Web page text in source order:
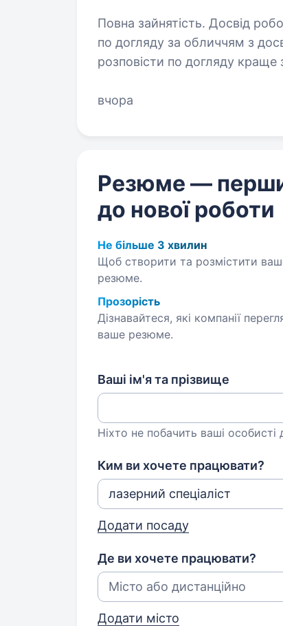
Повна зайнятість. Досвід роботи від 1 року.
по догляду за обличчям з
розповісти по догляду
вчора
Резюме —
до нової роботи
Не більше 3 хвилин
Щоб створити та розмістити
резюме.
Прозорість
Дізнавайтеся, які компанії
ваше резюме.
Ваші ім'я та прізвище
Ніхто не побачить ваші особисті
Ким ви хочете працювати?
Додати посаду
Де ви хочете працювати?
Додати місто